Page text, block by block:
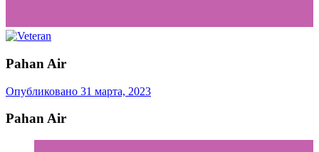
Pahan Air
Опубликовано 31 марта, 2023
Pahan Air